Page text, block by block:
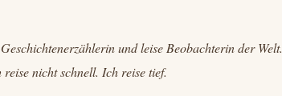
und leise Beobachterin der Welt.
reise nicht schnell. Ich reise tief.